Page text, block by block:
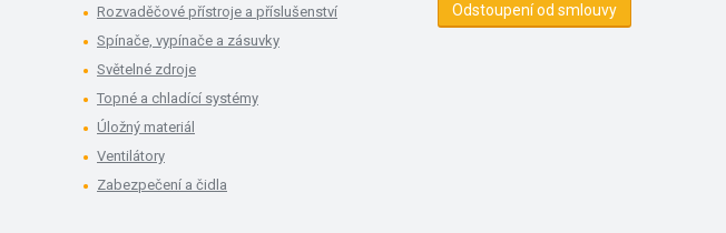
Rozvaděčové přístroje a příslušenství
Spínače, vypínače a zásuvky
Světelné zdroje
Topné a chladící systémy
Úložný materiál
Ventilátory
Zabezpečení a čidla
Odstoupení od smlouvy